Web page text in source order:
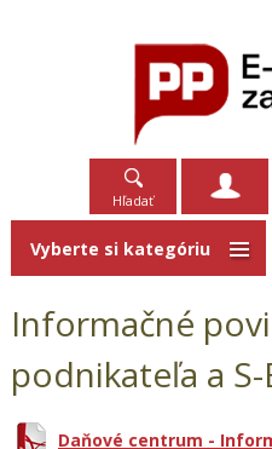
Hľadať
Informačné
podnikateľa a S-
Daňové centrum -
Vyberte si kategóriu